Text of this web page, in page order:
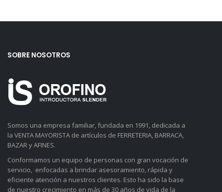
SOBRE NOSOTROS
Somos una empresa familiar, fundada en 1991, dedicada a
la VENTA MAYORISTA de artículos de FERRETERIA, BARRACA,
BAZAR y AFINES.
Conformamos un equipo de personas con gran vocación de
servicio, enfocadas a brindar asesoramiento, rápida y
eficiente atención a nuestros clientes. Esto ha sido la base
de nuestro crecimiento en más de 30 años de vida de la